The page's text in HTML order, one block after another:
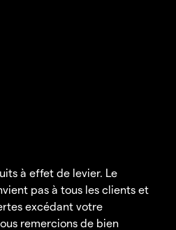
à effet de levier. Le
pas à tous les clients et
excédant votre
remercions de bien